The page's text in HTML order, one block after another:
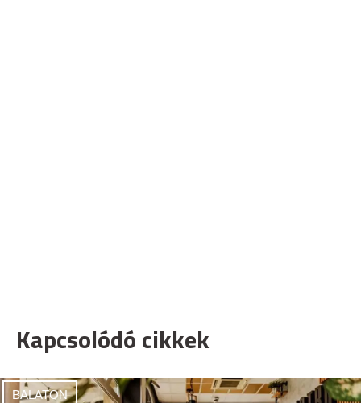
Kapcsolódó cikkek
BALATON